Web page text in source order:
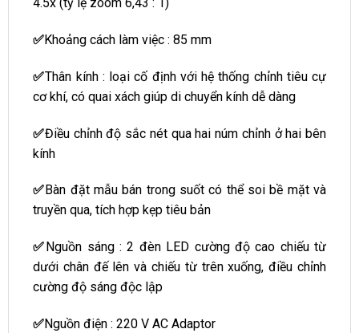
✅Khoảng cách làm việc : 85 mm
✅Thân kính : loại cố định với hệ thống chỉnh tiêu cự
cơ khí, có quai xách giúp di chuyển kính dễ dàng
✅Điều chỉnh độ sắc nét qua hai núm chỉnh ở hai bên
kính
✅ Bàn đặt mẫu bán trong suốt có thể soi bề mặt và
truyền qua, tích hợp kẹp tiêu bản
✅ Nguồn sáng : 2 đèn LED cường độ cao chiếu từ
dưới chân đế lên và chiếu từ trên xuống, điều chỉnh
cường độ sáng độc lập
✅Nguồn điện : 220 V AC Adaptor